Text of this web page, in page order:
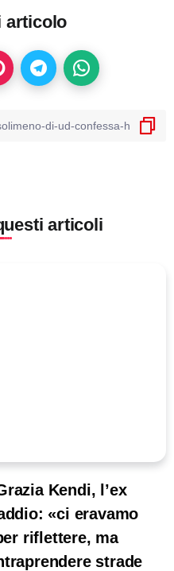
articolo
articoli
Kendi, l’ex
«ci eravamo
riflettere, ma
strade